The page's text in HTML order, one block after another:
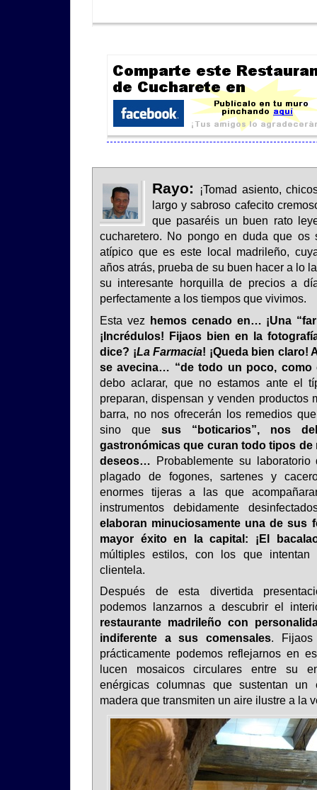
Rayo:
¡Tomad asiento,
largo y sabroso cafecito
que pasaréis un buen rato
cucharetero. No pongo en duda que os
atípico que es este local madrileño,
años atrás, prueba de su buen hacer a lo
su interesante horquilla de precios a
perfectamente a los tiempos que vivimos.
Esta vez
hemos cenado en… ¡Una
¡Incrédulos! Fijaos bien en la
dice? ¡La Farmacia! ¡Queda bien claro!
se avecina… “de todo un poco, como
debo aclarar, que no estamos ante el
preparan, dispensan y venden productos
barra, no nos ofrecerán los remedios
sino que sus “boticarios”, nos
gastronómicas que curan todo tipos de
deseos… Probablemente su
plagado de fogones, sartenes y
enormes tijeras a las que
instrumentos debidamente
elaboran minuciosamente una de sus
mayor éxito en la capital: ¡El
múltiples estilos, con los que
clientela.
Después de esta divertida
podemos lanzarnos a descubrir el
restaurante madrileño con
indiferente a sus comensales. Fijaos
prácticamente podemos reflejarnos en
lucen mosaicos circulares entre su
enérgicas columnas que sustentan un
madera que transmiten un aire ilustre a la